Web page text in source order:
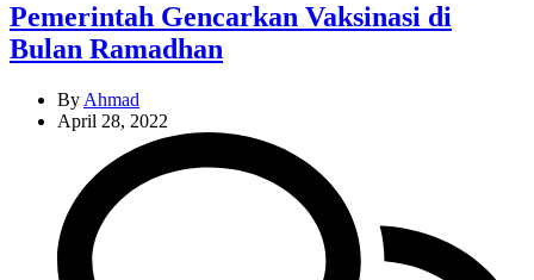
Pemerintah Gencarkan Vaksinasi di
Bulan Ramadhan
By Ahmad
April 28, 2022